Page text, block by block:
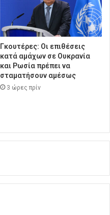
Γκουτέρες: Οι επιθέσεις
κατά αμάχων σε Ουκρανία
και Ρωσία πρέπει να
σταματήσουν αμέσως
3 ώρες πρίν